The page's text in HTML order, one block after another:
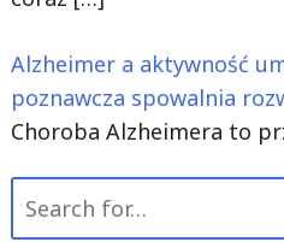
Alzheimer a aktywność
poznawcza spowalnia
Choroba Alzheimera to
for: